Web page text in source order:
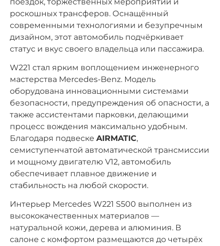
роскошных трансферов. Оснащённый
современными технологиями и безупречным
дизайном, этот автомобиль подчёркивает
статус и вкус своего владельца или пассажира.
W221 стал ярким воплощением инженерного
мастерства Mercedes-Benz. Модель
оборудована инновационными системами
безопасности, предупреждения об опасности, а
также ассистентами парковки, делающими
процесс вождения максимально удобным.
Благодаря подвеске AIRMATIC,
семиступенчатой автоматической трансмиссии
и мощному двигателю V12, автомобиль
обеспечивает плавное движение и
стабильность на любой скорости.
Интерьер Mercedes W221 S500 выполнен из
высококачественных материалов —
натуральной кожи, дерева и алюминия. В
салоне с комфортом размещаются до четырёх